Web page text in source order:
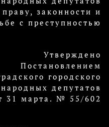
законности и
с преступностью
Утверждено
Постановлением
городского
депутатов
31 марта. № 55/602